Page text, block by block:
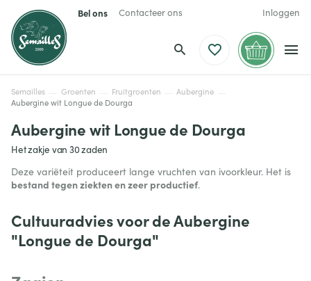
Bel ons Contacteer ons Inloggen
Semailles Groenten Fruitgroenten
Aubergine
Aubergine wit Longue de Dourga
Aubergine wit Longue de Dourga
Het zakje van 30 zaden
Deze variëteit produceert lange vruchten van ivoorkleur. Het is
bestand tegen ziekten en zeer productief.
Cultuuradvies voor de Aubergine
"Longue de Dourga"